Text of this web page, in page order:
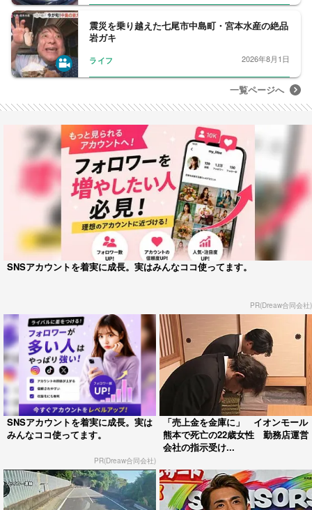
震災を乗り越えた七尾市中島町・宮本水産の絶品
岩ガキ
ライフ 2026年8月1日
一覧ページへ
SNSアカウントを着実に成長。実はみんなココ使ってます。
PR(Dreaw合同会社)
SNSアカウントを着実に成長。実は
みんなココ使ってます。
PR(Dreaw合同会社)
「売上金を金庫に」 イオンモール
熊本で死亡の22歳女性 勤務店運営
会社の指示受け...